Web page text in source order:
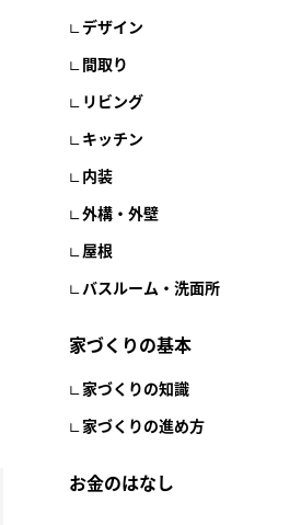
デザイン
間取り
リビング
キッチン
内装
外構・外壁
屋根
バスルーム・洗面所
家づくりの基本
家づくりの知識
家づくりの進め方
お金のはなし